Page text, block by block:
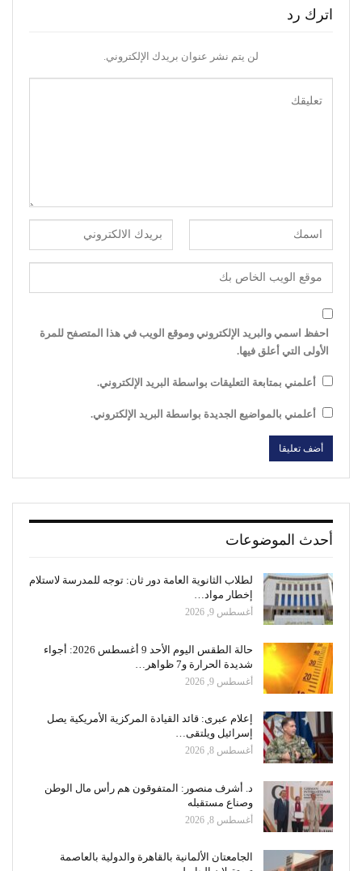
اترك رد
لن يتم نشر عنوان بريدك الإلكتروني.
احفظ اسمي والبريد الإلكتروني وموقع الويب في هذا المتصفح للمرة
الأولى التي أعلق فيها.
أعلمني بمتابعة التعليقات بواسطة البريد الإلكتروني.
أعلمني بالمواضيع الجديدة بواسطة البريد الإلكتروني.
أحدث الموضوعات
لطلاب الثانوية العامة دور ثان: توجه للمدرسة لاستلام
إخطار مواد…
أغسطس 9, 2026
حالة الطقس اليوم الأحد 9 أغسطس 2026: أجواء
شديدة الحرارة و7 ظواهر…
أغسطس 9, 2026
إعلام عبرى: قائد القيادة المركزية الأمريكية يصل
إسرائيل ويلتقى…
أغسطس 8, 2026
د. أشرف منصور: المتفوقون هم رأس مال الوطن
وصناع مستقبله
أغسطس 8, 2026
الجامعتان الألمانية بالقاهرة والدولية بالعاصمة